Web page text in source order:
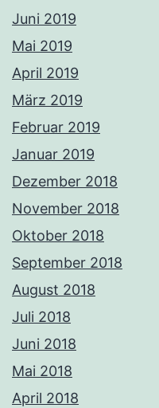
Juni 2019
Mai 2019
April 2019
März 2019
Februar 2019
Januar 2019
Dezember 2018
November 2018
Oktober 2018
September 2018
August 2018
Juli 2018
Juni 2018
Mai 2018
April 2018